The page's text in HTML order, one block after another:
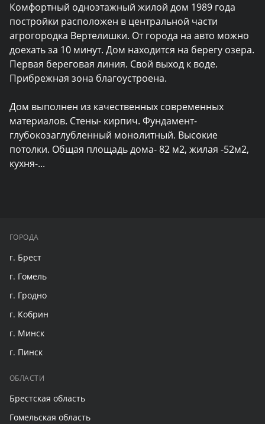
Комфортный одноэтажный жилой дом 1989 года
постройки расположен в центральной части
агрогородка Вертелишки. От города на авто можно
доехать за 10 минут. Дом находится на берегу озера.
Первая береговая линия. Свой выход к воде.
Прибрежная зона благоустроена.
Дом выполнен из качественных современных
материалов. Стены- кирпич. Фундамент-
глубокозаглубленный монолитный. Высокие
потолки. Общая площадь дома- 82 м2, жилая -52м2,
кухня-...
ГОРОДА
г. Брест
г. Гомель
г. Гродно
г. Кобрин
г. Минск
г. Пинск
ОБЛАСТИ
Брестская область
Гомельская область